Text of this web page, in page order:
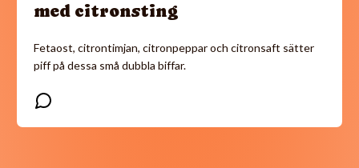
med citronsting
Fetaost, citrontimjan, citronpeppar och citronsaft sätter
piff på dessa små dubbla biffar.